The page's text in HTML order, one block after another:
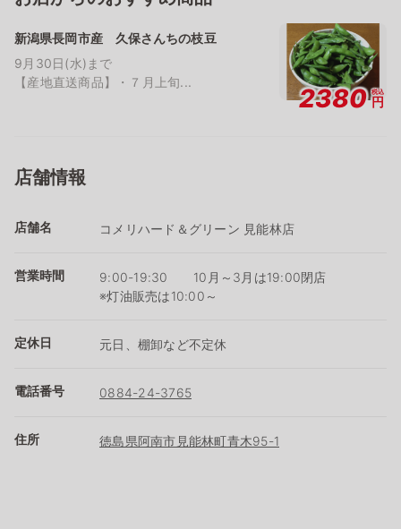
新潟県長岡市産 久保さんちの枝豆
9月30日(水)まで
【産地直送商品】・７月上旬...
2380 税込
円
店舗情報
店舗名 コメリハード＆グリーン 見能林店
営業時間
9:00-19:30 10月～3月は19:00閉店
※灯油販売は10:00～
定休日 元日、棚卸など不定休
電話番号 0884-24-3765
住所 徳島県阿南市見能林町青木95-1